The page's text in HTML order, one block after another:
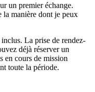
un premier échange.
la manière dont je peux
La prise de rendez-
déjà réserver un
en cours de mission
toute la période.